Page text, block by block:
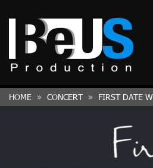
HOME CONCERT FIRST DATE